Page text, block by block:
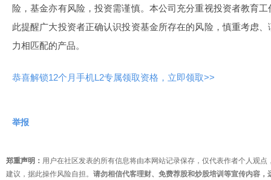
险，基金亦有风险，投资需谨慎。本公司充分重视投资者教育
此提醒广大投资者正确认识投资基金所存在的风险，慎重考虑
力相匹配的产品。
恭喜解锁12个月手机L2专属领取资格，立即领取>>
举报
郑重声明： 用户在社区发表的所有信息将由本网站记录保存，仅代表作者个人观
建议，据此操作风险自担。 请勿相信代客理财、免费荐股和炒股培训等宣传内容